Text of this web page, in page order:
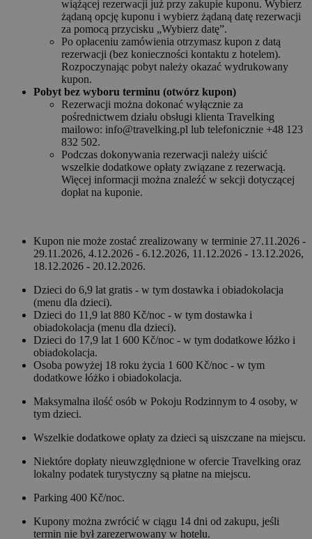
wiążącej rezerwacji już przy zakupie kuponu. Wybierz
żądaną opcję kuponu i wybierz żądaną datę rezerwacji
za pomocą przycisku „Wybierz datę”.
Po opłaceniu zamówienia otrzymasz kupon z datą
rezerwacji (bez konieczności kontaktu z hotelem).
Rozpoczynając pobyt należy okazać wydrukowany
kupon.
Pobyt bez wyboru terminu (otwórz kupon)
Rezerwacji można dokonać wyłącznie za
pośrednictwem działu obsługi klienta Travelking
mailowo: info@travelking.pl lub telefonicznie +48 123
832 502.
Podczas dokonywania rezerwacji należy uiścić
wszelkie dodatkowe opłaty związane z rezerwacją.
Więcej informacji można znaleźć w sekcji dotyczącej
dopłat na kuponie.
Kupon nie może zostać zrealizowany w terminie 27.11.2026 -
29.11.2026, 4.12.2026 - 6.12.2026, 11.12.2026 - 13.12.2026,
18.12.2026 - 20.12.2026.
Dzieci do 6,9 lat gratis - w tym dostawka i obiadokolacja
(menu dla dzieci).
Dzieci do 11,9 lat 880 Kč/noc - w tym dostawka i
obiadokolacja (menu dla dzieci).
Dzieci do 17,9 lat 1 600 Kč/noc - w tym dodatkowe łóżko i
obiadokolacja.
Osoba powyżej 18 roku życia 1 600 Kč/noc - w tym
dodatkowe łóżko i obiadokolacja.
Maksymalna ilość osób w Pokoju Rodzinnym to 4 osoby, w
tym dzieci.
Wszelkie dodatkowe opłaty za dzieci są uiszczane na miejscu.
Niektóre dopłaty nieuwzględnione w ofercie Travelking oraz
lokalny podatek turystyczny są płatne na miejscu.
Parking 400 Kč/noc.
Kupony można zwrócić w ciągu 14 dni od zakupu, jeśli
termin nie był zarezerwowany w hotelu.